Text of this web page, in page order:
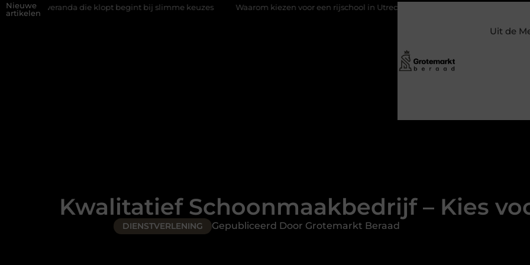
Nieuwe
artikelen
die klopt begint bij slimme keuzes Waarom kiezen voor een rijschool in Utrecht? Duurzaamheid verweven in de
Uit de
Kwalitatief Schoonmaakbedrijf – Kies
DIENSTVERLENING Gepubliceerd Door Grotemarkt Beraad